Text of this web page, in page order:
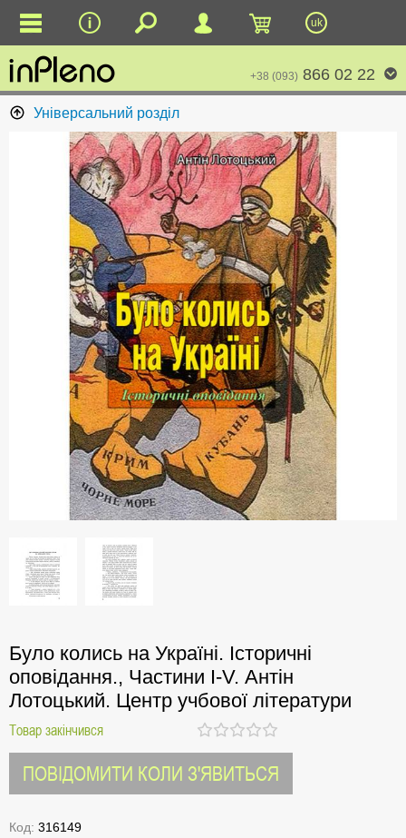
uk
+38 (093) 866 02 22
Універсальний розділ
Було колись на Україні. Історичні
оповідання., Частини I-V. Антін
Лотоцький. Центр учбової літератури
Товар закінчився
ПОВІДОМИТИ КОЛИ З'ЯВИТЬСЯ
Код: 316149